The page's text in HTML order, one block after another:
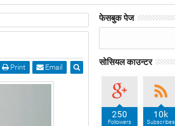
Print Email
फेसबुक पेज
सोसियल काउन्टर
250
Followers
10k
Subscribes